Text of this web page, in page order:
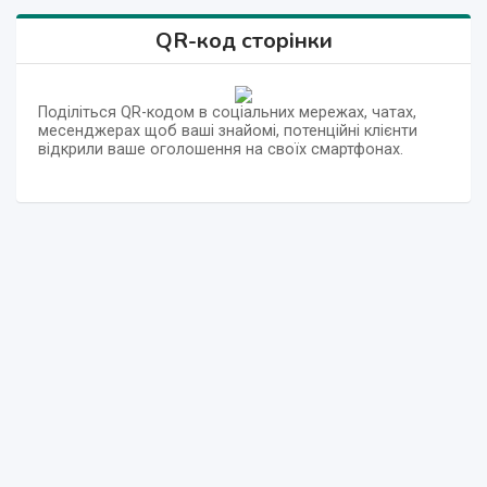
QR-код сторінки
Поділіться QR-кодом в соціальних мережах, чатах,
месенджерах щоб ваші знайомі, потенційні клієнти
відкрили ваше оголошення на своїх смартфонах.